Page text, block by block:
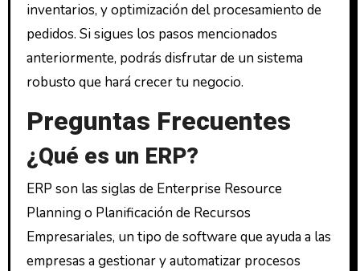
inventarios, y optimización del procesamiento de
pedidos. Si sigues los pasos mencionados
anteriormente, podrás disfrutar de un sistema
robusto que hará crecer tu negocio.
Preguntas Frecuentes
¿Qué es un ERP?
ERP son las siglas de Enterprise Resource
Planning o Planificación de Recursos
Empresariales, un tipo de software que ayuda a las
empresas a gestionar y automatizar procesos